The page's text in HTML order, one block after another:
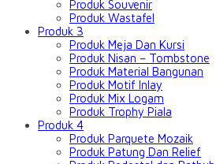
Produk Souvenir
Produk Wastafel
Produk 3
Produk Meja Dan Kursi
Produk Nisan – Tombstone
Produk Material Bangunan
Produk Motif Inlay
Produk Mix Logam
Produk Trophy Piala
Produk 4
Produk Parquete Mozaik
Produk Patung Dan Relief